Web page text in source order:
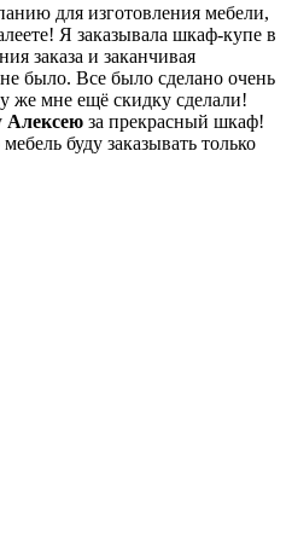
для изготовления мебели,
Я заказывала шкаф-купе в
заказа и заканчивая
было. Все было сделано очень
же мне ещё скидку сделали!
Алексею за прекрасный шкаф!
буду заказывать только